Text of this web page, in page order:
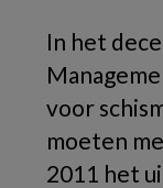
In het
voor
moeten
2011 het